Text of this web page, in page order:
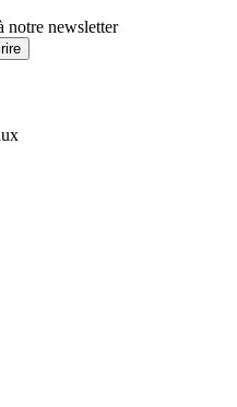
notre newsletter